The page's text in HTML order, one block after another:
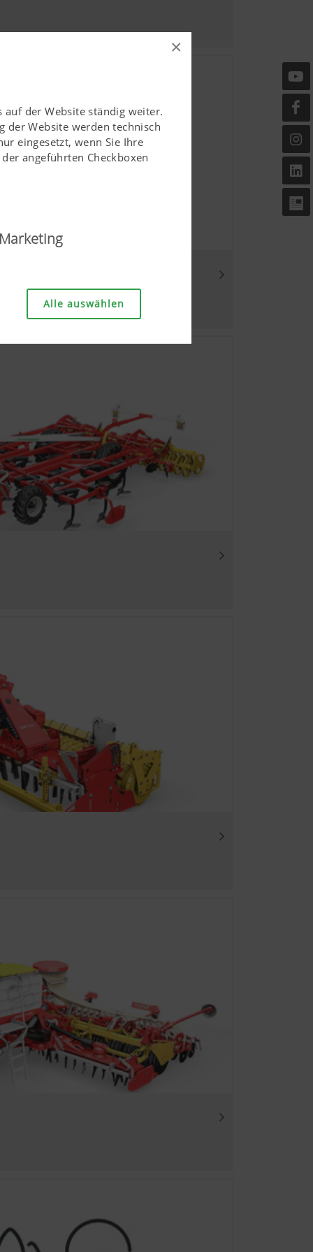
×
der Website ständig weiter.
der Website werden technisch
eingesetzt, wenn Sie Ihre
angeführten Checkboxen
und userfreundlich
als auch die richtige
6 Monate
6 Monate
verbessern. Daher
welche Inhalte unserer
Inhalte auf Ihr
erweiterten
über die
Nähere
6 Monate
Alle auswählen